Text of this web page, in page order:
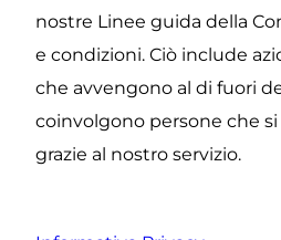
nostre Linee guida della
e condizioni. Ciò include
che avvengono al di fuori
coinvolgono persone che
grazie al nostro servizio.